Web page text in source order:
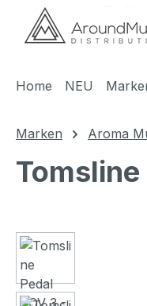
Hauptinhalt springen
Zur Suche springen
Zur
Home NEU
Marken Aroma
Bildergalerie